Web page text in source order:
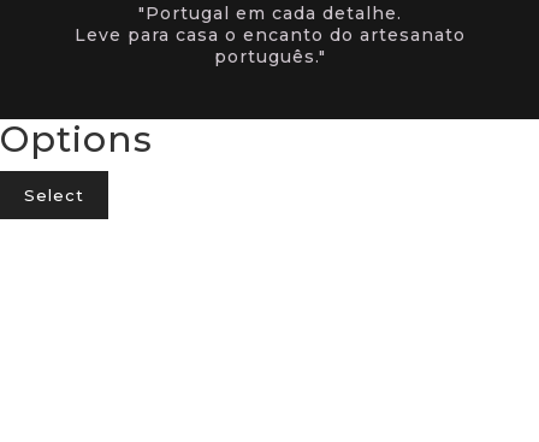
"Portugal em cada detalhe.
Leve para casa o encanto do artesanato
português."
Options
Select